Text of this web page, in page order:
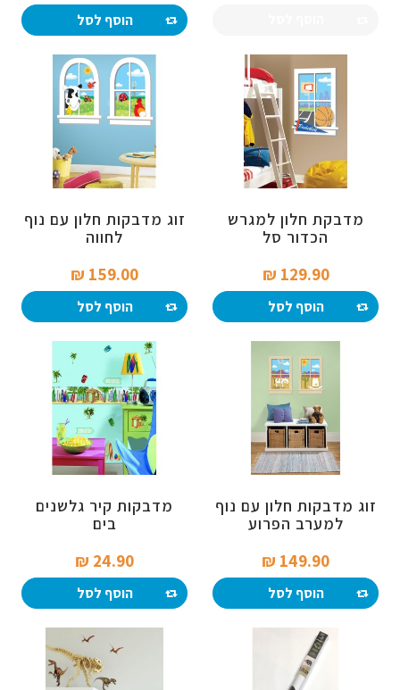
הוסף לסל
מדבקת חלון למגרש
הכדור סל
129.90 ₪‎
הוסף לסל
זוג מדבקות חלון עם נוף
לחווה
159.00 ₪‎
הוסף לסל
זוג מדבקות חלון עם נוף
למערב הפרוע
149.90 ₪‎
הוסף לסל
מדבקות קיר גלשנים
בים
24.90 ₪‎
הוסף לסל